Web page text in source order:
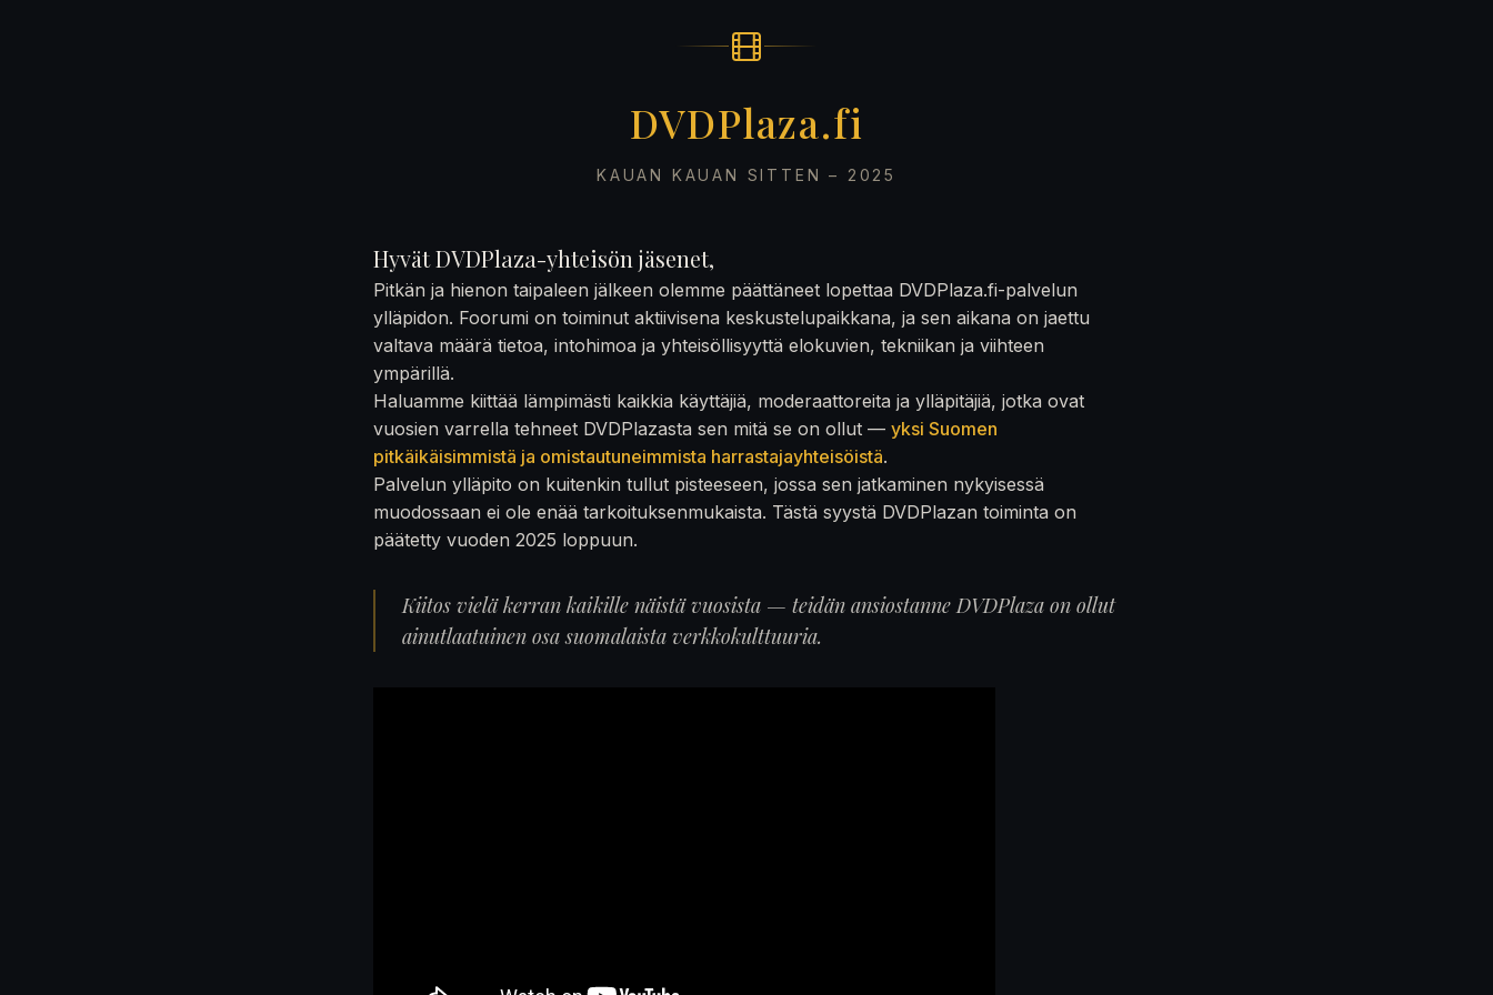
DVDPlaza.fi
KAUAN KAUAN SITTEN – 2025
Hyvät DVDPlaza-yhteisön jäsenet,
Pitkän ja hienon taipaleen jälkeen olemme päättäneet lopettaa DVDPlaza.fi-palvelun
ylläpidon. Foorumi on toiminut aktiivisena keskustelupaikkana, ja sen aikana on jaettu
valtava määrä tietoa, intohimoa ja yhteisöllisyyttä elokuvien, tekniikan ja viihteen
ympärillä.
Haluamme kiittää lämpimästi kaikkia käyttäjiä, moderaattoreita ja ylläpitäjiä, jotka ovat
vuosien varrella tehneet DVDPlazasta sen mitä se on ollut — yksi Suomen
pitkäikäisimmistä ja omistautuneimmista harrastajayhteisöistä.
Palvelun ylläpito on kuitenkin tullut pisteeseen, jossa sen jatkaminen nykyisessä
muodossaan ei ole enää tarkoituksenmukaista. Tästä syystä DVDPlazan toiminta on
päätetty vuoden 2025 loppuun.
Kiitos vielä kerran kaikille näistä vuosista — teidän ansiostanne DVDPlaza on ollut
ainutlaatuinen osa suomalaista verkkokulttuuria.